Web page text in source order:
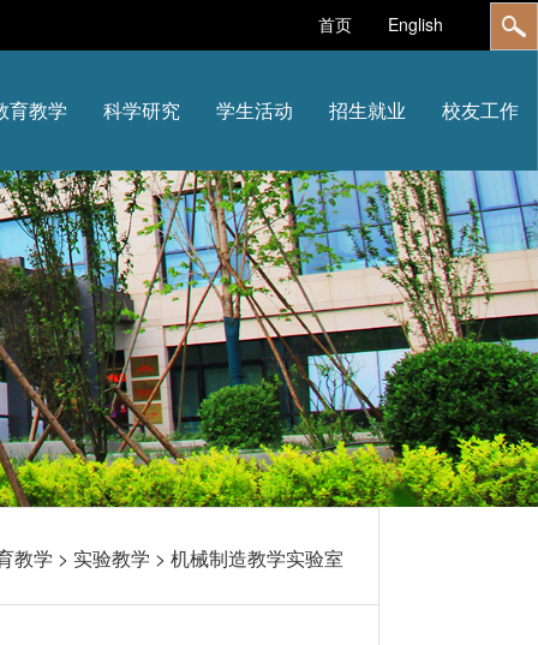
首页 English
育教学 科学研究 学生活动 招生就业 校友工作
教学 > 实验教学 > 机械制造教学实验室